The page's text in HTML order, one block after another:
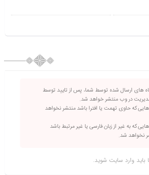
های ارسال شده توسط شما، پس از تایید توسط
در وب منتشر خواهد شد.
هایی که حاوی تهمت یا افترا باشد منتشر نخواهد
که به غیر از زبان فارسی یا غیر مرتبط باشد
نخواهد شد.
وارد سایت شوید.